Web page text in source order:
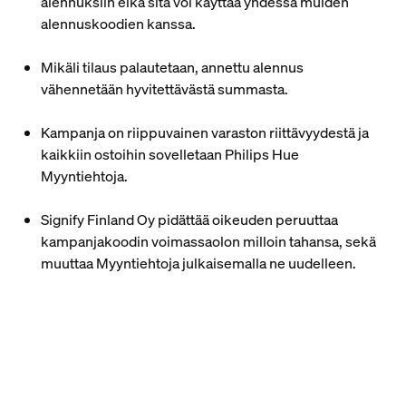
alennuskoodien kanssa.
Mikäli tilaus palautetaan, annettu alennus
vähennetään hyvitettävästä summasta.
Kampanja on riippuvainen varaston riittävyydestä ja
kaikkiin ostoihin sovelletaan Philips Hue
Myyntiehtoja.
Signify Finland Oy pidättää oikeuden peruuttaa
kampanjakoodin voimassaolon milloin tahansa, sekä
muuttaa Myyntiehtoja julkaisemalla ne uudelleen.